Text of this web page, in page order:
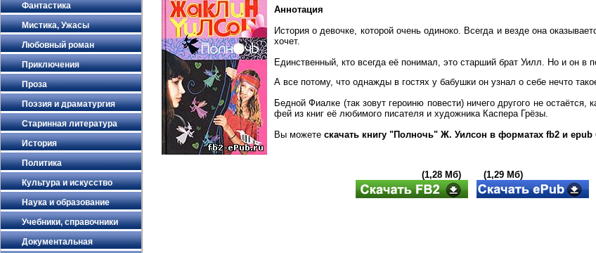
Фантастика
Мистика, Ужасы
Любовный роман
Приключения
Проза
Поэзия и драматургия
Старинная литература
История
Политика
Культура и искусство
Наука и образование
Учебники, справочники
Документальная
Аннотация
История о девочке, которой очень одиноко. Всегда и везде она
хочет.
Единственный, кто всегда её понимал, это старший брат Уилл. Но и он в
А все потому, что однажды в гостях у бабушки он узнал о себе нечто
Бедной Фиалке (так зовут героиню повести) ничего другого не
фей из книг её любимого писателя и художника Каспера Грёзы.
Вы можете скачать книгу "Полночь" Ж. Уилсон в форматах fb2 и epub
(1,28 Мб) (1,29 Мб)